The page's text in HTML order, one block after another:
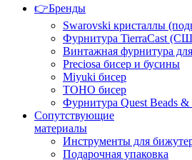
👉Бренды
Swarovski кристаллы
Фурнитура TierraCast
Винтажная фурнитура
Preciosa бисер и бусины
Miyuki бисер
TOHO бисер
Фурнитура Quest Beads
Сопутствующие
материалы
Инструменты для
Подарочная упаковка